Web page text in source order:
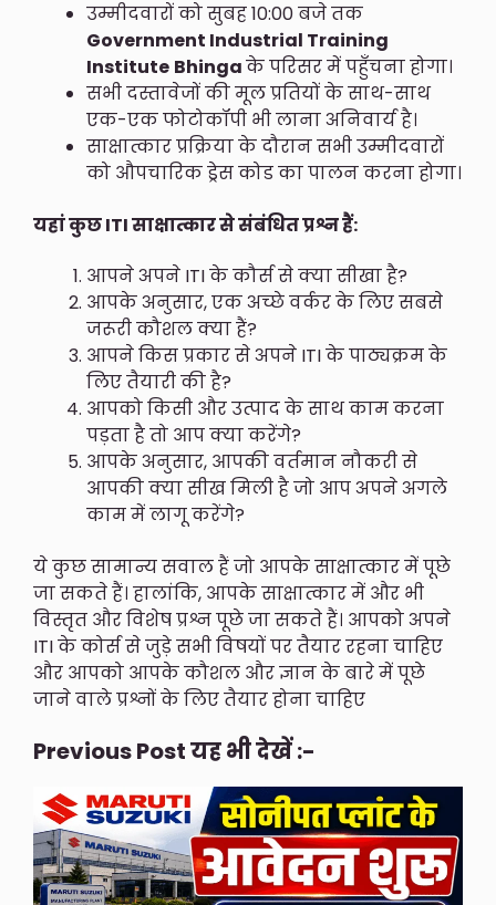
उम्मीदवारों को सुबह 10:00 बजे तक
Government Industrial Training
Institute Bhingaके परिसर में पहुँचना होगा।
सभी दस्तावेजों की मूल प्रतियों के साथ-साथ
एक-एक फोटोकॉपी भी लाना अनिवार्य है।
साक्षात्कार प्रक्रिया के दौरान सभी उम्मीदवारों
को औपचारिक ड्रेस कोड का पालन करना होगा।
यहां कुछ ITI साक्षात्कार से संबंधित प्रश्न हैं:
आपने अपने ITI के कौर्स से क्या सीखा है?
आपके अनुसार, एक अच्छे वर्कर के लिए सबसे
जरूरी कौशल क्या हैं?
आपने किस प्रकार से अपने ITI के पाठ्यक्रम के
लिए तैयारी की है?
आपको किसी और उत्पाद के साथ काम करना
पड़ता है तो आप क्या करेंगे?
आपके अनुसार, आपकी वर्तमान नौकरी से
आपकी क्या सीख मिली है जो आप अपने अगले
काम में लागू करेंगे?
ये कुछ सामान्य सवाल हैं जो आपके साक्षात्कार में पूछे
जा सकते हैं। हालांकि, आपके साक्षात्कार में और भी
विस्तृत और विशेष प्रश्न पूछे जा सकते हैं। आपको अपने
ITI के कोर्स से जुड़े सभी विषयों पर तैयार रहना चाहिए
और आपको आपके कौशल और ज्ञान के बारे में पूछे
जाने वाले प्रश्नों के लिए तैयार होना चाहिए
Previous Post यह भी देखें :-